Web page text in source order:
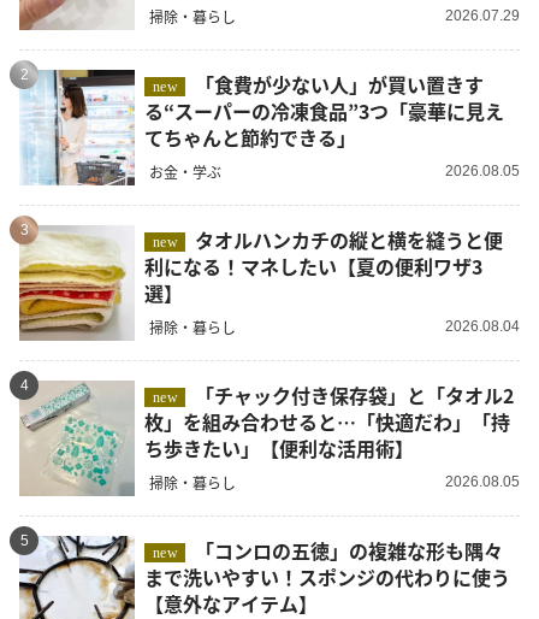
掃除・暮らし 2026.07.29
2
new
る“スーパーの冷凍食品”3つ「豪華に見え
てちゃんと節約できる」
お金・学ぶ 2026.08.05
3
new
利になる！マネしたい【夏の便利ワザ3
選】
掃除・暮らし 2026.08.04
4
new
枚」を組み合わせると…「快適だわ」「持
ち歩きたい」【便利な活用術】
掃除・暮らし 2026.08.05
5
new
まで洗いやすい！スポンジの代わりに使う
【意外なアイテム】